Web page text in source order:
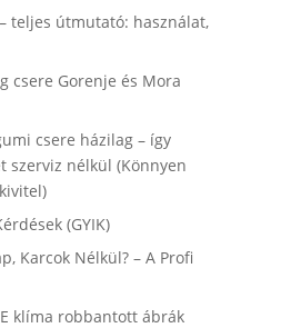
teljes útmutató: használat,
csere Gorenje és Mora
csere házilag – így
szerviz nélkül (Könnyen
(GYIK)
Karcok Nélkül? – A Profi
klíma robbantott ábrák